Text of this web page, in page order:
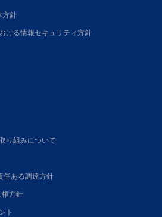
方針
ける情報セキュリティ方針
り組みについて
任ある調達方針
権方針
ト